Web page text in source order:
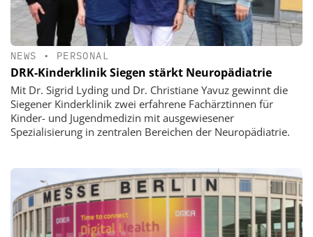
NEWS • PERSONAL
DRK-Kinderklinik Siegen stärkt Neuropädiatrie
Mit Dr. Sigrid Lyding und Dr. Christiane Yavuz gewinnt die
Siegener Kinderklinik zwei erfahrene Fachärztinnen für
Kinder- und Jugendmedizin mit ausgewiesener
Spezialisierung in zentralen Bereichen der Neuropädiatrie.